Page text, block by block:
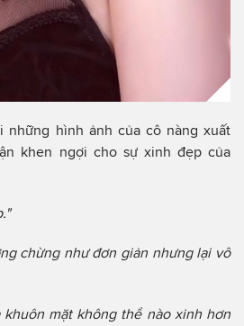
những hình ảnh của cô nàng xuất
khen ngợi cho sự xinh đẹp của
chừng như đơn giản nhưng lại vô
khuôn mặt không thể nào xinh hơn